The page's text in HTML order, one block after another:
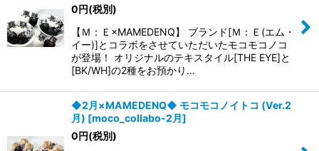
0円(税別)
【Ｍ：Ｅ×MAMEDENQ】 ブランド[Ｍ：Ｅ(エム・
イー)]とコラボをさせていただいたモコモコノコ
が登場！ オリジナルのテキスタイル[THE EYE]と
[BK/WH]の2種をお預かり…
◆2月×MAMEDENQ◆ モコモコノイトコ (Ver.2
月) [moco_collabo-2月]
0円(税別)